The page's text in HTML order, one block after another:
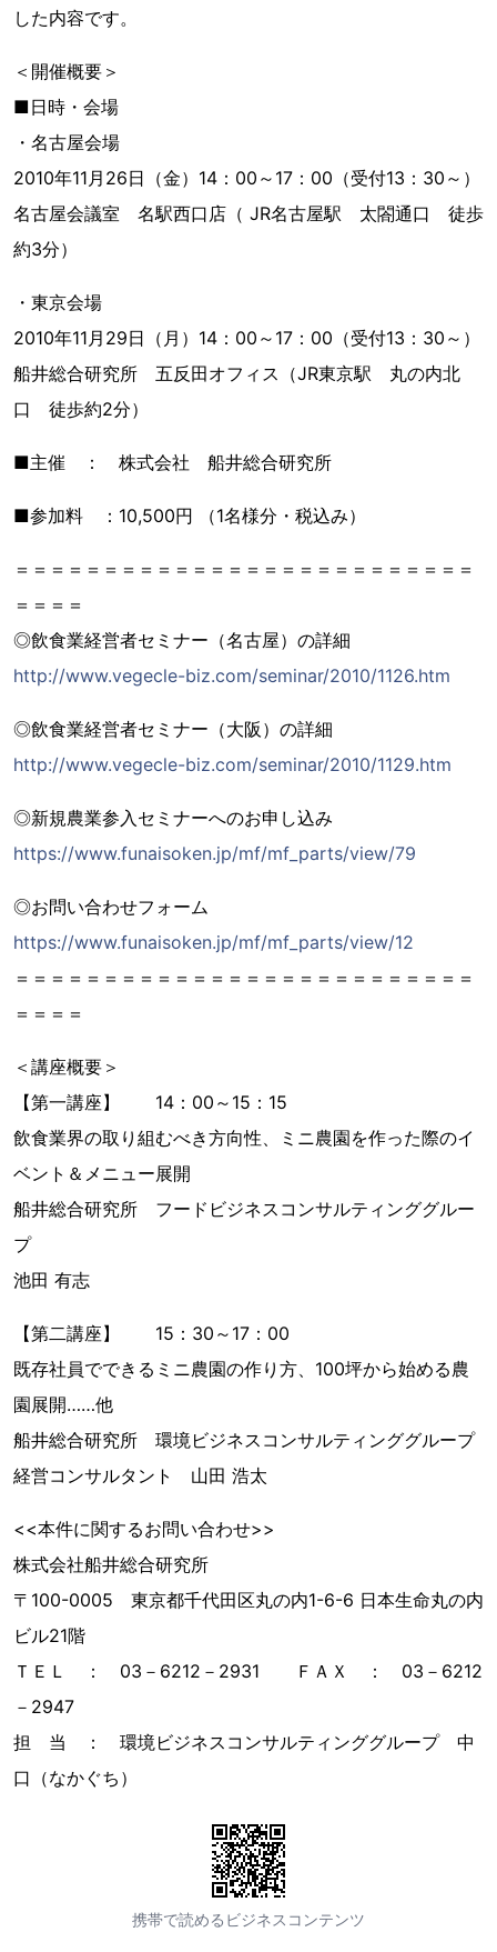
した内容です。
＜開催概要＞
■日時・会場
・名古屋会場
2010年11月26日（金）14：00～17：00（受付13：30～）
名古屋会議室 名駅西口店（ JR名古屋駅 太閤通口 徒歩
約3分）
・東京会場
2010年11月29日（月）14：00～17：00（受付13：30～）
船井総合研究所 五反田オフィス（JR東京駅 丸の内北
口 徒歩約2分）
■主催 ： 株式会社 船井総合研究所
■参加料 ：10,500円 （1名様分・税込み）
＝＝＝＝＝＝＝＝＝＝＝＝＝＝＝＝＝＝＝＝＝＝＝＝＝＝
＝＝＝＝
◎飲食業経営者セミナー（名古屋）の詳細
http://www.vegecle-biz.com/seminar/2010/1126.htm
◎飲食業経営者セミナー（大阪）の詳細
http://www.vegecle-biz.com/seminar/2010/1129.htm
◎新規農業参入セミナーへのお申し込み
https://www.funaisoken.jp/mf/mf_parts/view/79
◎お問い合わせフォーム
https://www.funaisoken.jp/mf/mf_parts/view/12
＝＝＝＝＝＝＝＝＝＝＝＝＝＝＝＝＝＝＝＝＝＝＝＝＝＝
＝＝＝＝
＜講座概要＞
【第一講座】 14：00～15：15
飲食業界の取り組むべき方向性、ミニ農園を作った際のイ
ベント＆メニュー展開
船井総合研究所 フードビジネスコンサルティンググルー
プ
池田 有志
【第二講座】 15：30～17：00
既存社員でできるミニ農園の作り方、100坪から始める農
園展開……他
船井総合研究所 環境ビジネスコンサルティンググループ
経営コンサルタント 山田 浩太
<<本件に関するお問い合わせ>>
株式会社船井総合研究所
〒100-0005 東京都千代田区丸の内1-6-6 日本生命丸の内
ビル21階
ＴＥＬ ： 03－6212－2931 ＦＡＸ ： 03－6212
－2947
担 当 ： 環境ビジネスコンサルティンググループ 中
口（なかぐち）
携帯で読めるビジネスコンテンツ